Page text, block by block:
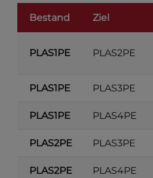
Bestand Ziel
PLAS1PE PLAS2PE
PLAS1PE PLAS3PE
PLAS1PE PLAS4PE
PLAS2PE PLAS3PE
PLAS2PE PLAS4PE